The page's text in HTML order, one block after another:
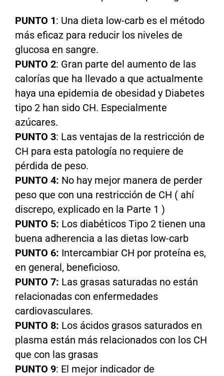
PUNTO 1: Una dieta low-carb es el método
más eficaz para reducir los niveles de
glucosa en sangre.
PUNTO 2: Gran parte del aumento de las
calorías que ha llevado a que actualmente
haya una epidemia de obesidad y Diabetes
tipo 2 han sido CH. Especialmente
azúcares.
PUNTO 3: Las ventajas de la restricción de
CH para esta patología no requiere de
pérdida de peso.
PUNTO 4: No hay mejor manera de perder
peso que con una restricción de CH ( ahí
discrepo, explicado en la Parte 1 )
PUNTO 5: Los diabéticos Tipo 2 tienen una
buena adherencia a las dietas low-carb
PUNTO 6: Intercambiar CH por proteína es,
en general, beneficioso.
PUNTO 7: Las grasas saturadas no están
relacionadas con enfermedades
cardiovasculares.
PUNTO 8: Los ácidos grasos saturados en
plasma están más relacionados con los CH
que con las grasas
PUNTO 9: El mejor indicador de